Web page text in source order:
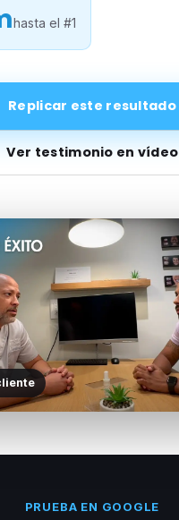
hasta el #1
Replicar este resultado
Ver testimonio en vídeo
PRUEBA EN GOOGLE